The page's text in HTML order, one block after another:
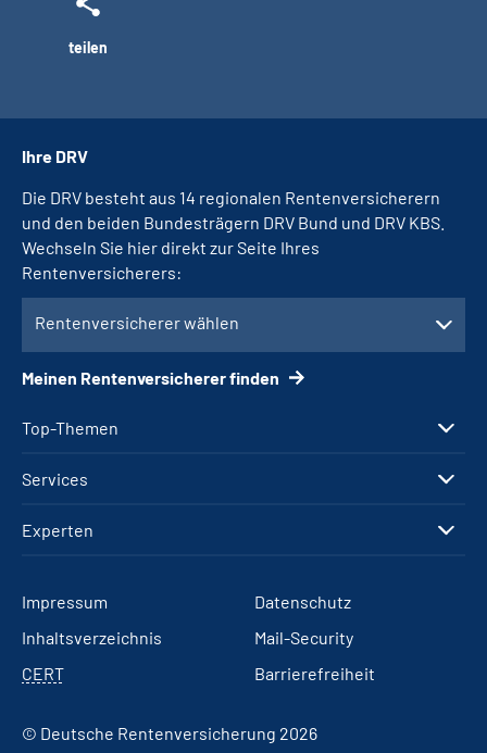
teilen
Top-Themen
Services
Experten
Ihre DRV
Die DRV besteht aus 14 regionalen Rentenversicherern
und den beiden Bundesträgern DRV Bund und DRV KBS.
Wechseln Sie hier direkt zur Seite Ihres
Rentenversicherers:
Rentenversicherer wählen
Meinen Rentenversicherer finden
Impressum
Datenschutz
Inhaltsverzeichnis
Mail-Security
CERT
Barrierefreiheit
© Deutsche Rentenversicherung 2026